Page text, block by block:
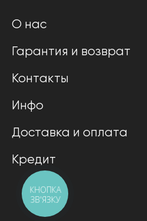
О нас
Гарантия и возврат
Контакты
Инфо
Доставка и оплата
Кредит
КНОПКА
ЗВ'ЯЗКУ